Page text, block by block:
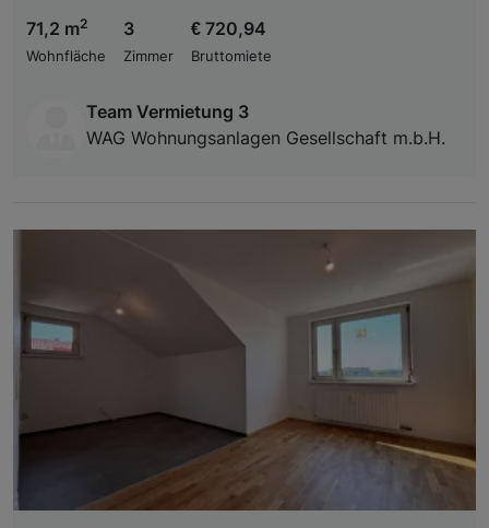
71,2 m2
Wohnfläche
3
Zimmer
€ 720,94
Bruttomiete
Team Vermietung 3
WAG Wohnungsanlagen Gesellschaft m.b.H.